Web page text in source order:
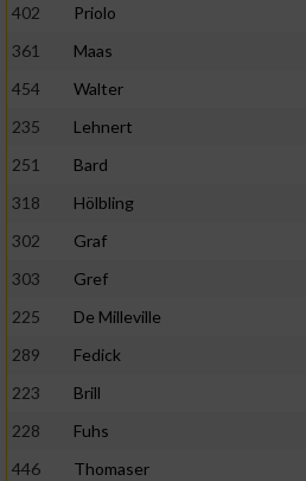
402
Priolo
361
Maas
454
Walter
235
Lehnert
251
Bard
318
Hölbling
302
Graf
303
Gref
225
De Milleville
289
Fedick
223
Brill
228
Fuhs
446
Thomaser